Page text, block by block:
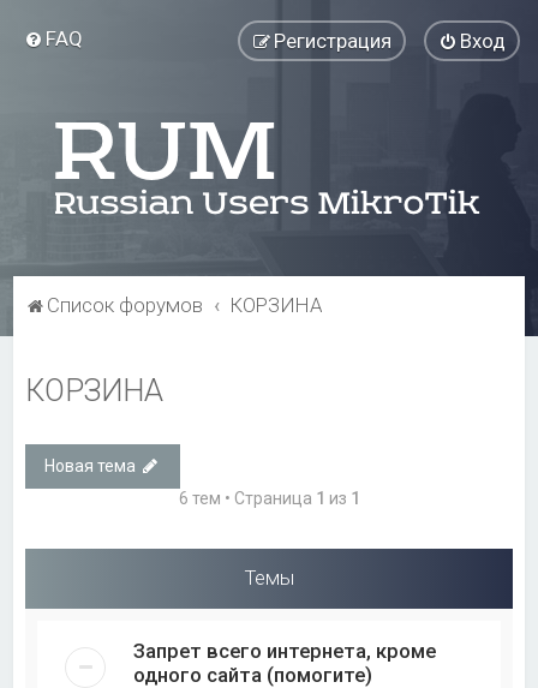
FAQ Вход
Регистрация
Список форумов КОРЗИНА
КОРЗИНА
Новая тема
6 тем • Страница 1 из 1
Темы
Запрет всего интернета, кроме
одного сайта (помогите)